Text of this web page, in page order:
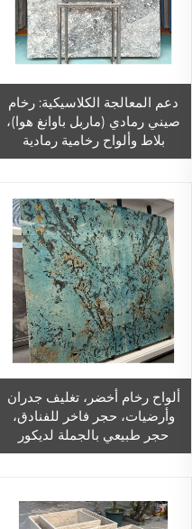
دعم المعالجة الكلاسيكية: رخام
صيني رمادي (ماربل باوانغ هوا)،
بلاط وألواح رخامية رمادية
للصالون
ألواح رخام أخضر، تغليف جدران
وأرضيات، حجر فاخر للفنادق،
حجر طبيعي بالجملة لديكور
الجدران المنزلية، بلاط رخام فاخر